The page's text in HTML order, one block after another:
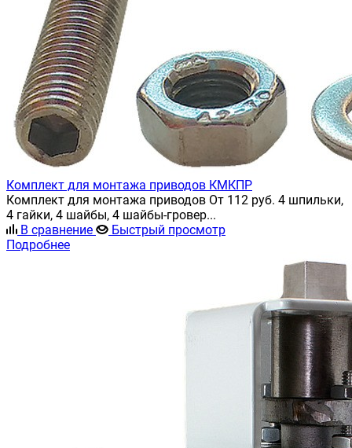
Комплект для монтажа приводов КМКПР
Комплект для монтажа приводов От 112 руб. 4 шпильки,
4 гайки, 4 шайбы, 4 шайбы-гровер...
В сравнение
Быстрый просмотр
Подробнее